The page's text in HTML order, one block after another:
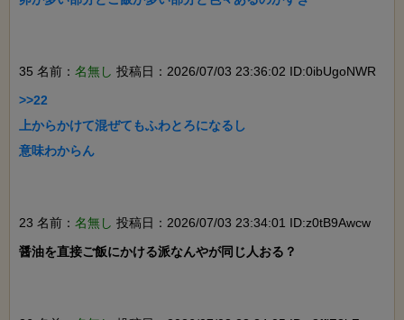
35 名前： 名無し 投稿日：2026/07/03 23:36:02 ID:0ibUgoNWR
>>22
上からかけて混ぜてもふわとろになるし
意味わからん
23 名前： 名無し 投稿日：2026/07/03 23:34:01 ID:z0tB9Awcw
醤油を直接ご飯にかける派なんやが同じ人おる？